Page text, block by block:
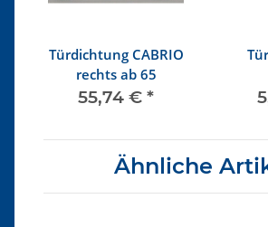
Türdichtung CABRIO
rechts ab 65
55,74 € *
Ähnliche